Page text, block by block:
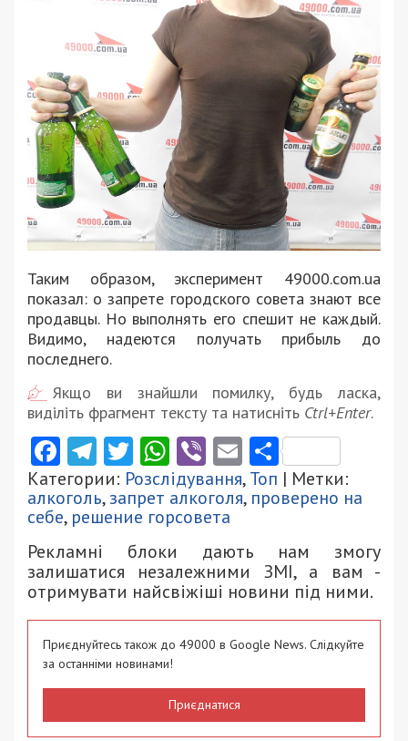
Таким образом, эксперимент 49000.com.ua
показал: о запрете городского совета знают все
продавцы. Но выполнять его спешит не каждый.
Видимо, надеются получать прибыль до
последнего.
Якщо ви знайшли помилку, будь ласка,
виділіть фрагмент тексту та натисніть Ctrl+Enter.
Facebook
Telegram
Twitter
WhatsApp
ViberEmail
Категории: Розслідування,Топ | Метки:
алкоголь,запрет алкоголя, проверено на
себе, решение горсовета
Рекламні блоки дають нам змогу
залишатися незалежними ЗМІ, а вам -
отримувати найсвіжіші новини під ними.
Приєднуйтесь також до 49000 в Google News. Слідкуйте
за останніми новинами!
Приєднатися